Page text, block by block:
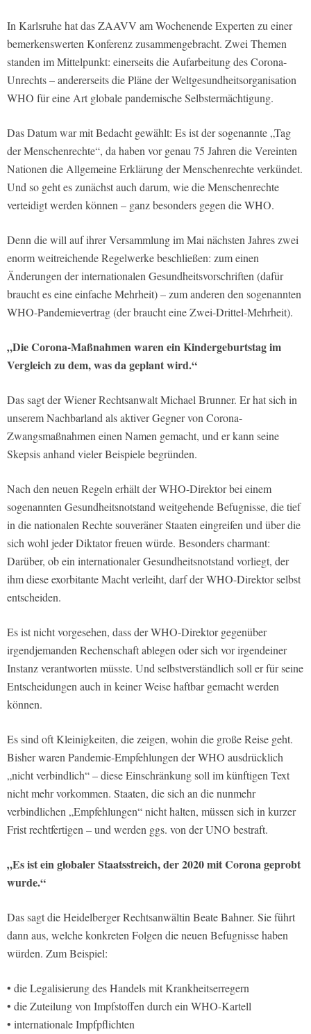
In Karlsruhe hat das ZAAVV am Wochenende Experten zu einer
bemerkenswerten Konferenz zusammengebracht. Zwei Themen
standen im Mittelpunkt: einerseits die Aufarbeitung des Corona-
Unrechts – andererseits die Pläne der Weltgesundheitsorganisation
WHO für eine Art globale pandemische Selbstermächtigung.
Das Datum war mit Bedacht gewählt: Es ist der sogenannte „Tag
der Menschenrechte“, da haben vor genau 75 Jahren die Vereinten
Nationen die Allgemeine Erklärung der Menschenrechte verkündet.
Und so geht es zunächst auch darum, wie die Menschenrechte
verteidigt werden können – ganz besonders gegen die WHO.
Denn die will auf ihrer Versammlung im Mai nächsten Jahres zwei
enorm weitreichende Regelwerke beschließen: zum einen
Änderungen der internationalen Gesundheitsvorschriften (dafür
braucht es eine einfache Mehrheit) – zum anderen den sogenannten
WHO-Pandemievertrag (der braucht eine Zwei-Drittel-Mehrheit).
„Die Corona-Maßnahmen waren ein Kindergeburtstag im
Vergleich zu dem, was da geplant wird.“
Das sagt der Wiener Rechtsanwalt Michael Brunner. Er hat sich in
unserem Nachbarland als aktiver Gegner von Corona-
Zwangsmaßnahmen einen Namen gemacht, und er kann seine
Skepsis anhand vieler Beispiele begründen.
Nach den neuen Regeln erhält der WHO-Direktor bei einem
sogenannten Gesundheitsnotstand weitgehende Befugnisse, die tief
in die nationalen Rechte souveräner Staaten eingreifen und über die
sich wohl jeder Diktator freuen würde. Besonders charmant:
Darüber, ob ein internationaler Gesundheitsnotstand vorliegt, der
ihm diese exorbitante Macht verleiht, darf der WHO-Direktor selbst
entscheiden.
Es ist nicht vorgesehen, dass der WHO-Direktor gegenüber
irgendjemanden Rechenschaft ablegen oder sich vor irgendeiner
Instanz verantworten müsste. Und selbstverständlich soll er für seine
Entscheidungen auch in keiner Weise haftbar gemacht werden
können.
Es sind oft Kleinigkeiten, die zeigen, wohin die große Reise geht.
Bisher waren Pandemie-Empfehlungen der WHO ausdrücklich
„nicht verbindlich“ – diese Einschränkung soll im künftigen Text
nicht mehr vorkommen. Staaten, die sich an die nunmehr
verbindlichen „Empfehlungen“ nicht halten, müssen sich in kurzer
Frist rechtfertigen – und werden ggs. von der UNO bestraft.
„Es ist ein globaler Staatsstreich, der 2020 mit Corona geprobt
wurde.“
Das sagt die Heidelberger Rechtsanwältin Beate Bahner. Sie führt
dann aus, welche konkreten Folgen die neuen Befugnisse haben
würden. Zum Beispiel:
• die Legalisierung des Handels mit Krankheitserregern
• die Zuteilung von Impfstoffen durch ein WHO-Kartell
• internationale Impfpflichten